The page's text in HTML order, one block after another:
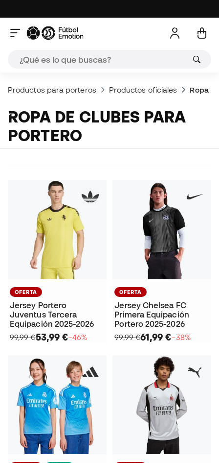
Productos para porteros Productos oficiales Ropa
ROPA DE CLUBES PARA
PORTERO
OFERTA
Jersey Portero
Juventus Tercera
Equipación 2025-2026
99,99 €53,99 €−46%
OFERTA
Jersey Chelsea FC
Primera Equipación
Portero 2025-2026
99,99 €61,99 €−38%